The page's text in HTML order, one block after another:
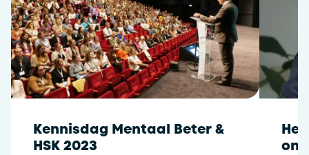
Kennisdag Mentaal Beter &
HSK 2023